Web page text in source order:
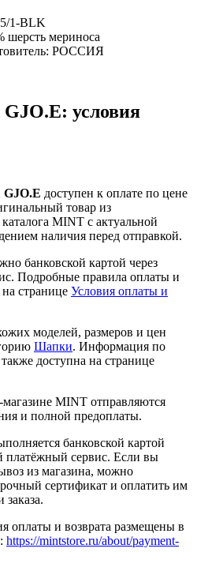
1-BLK
шерсть мериноса
РОССИЯ
условия
доступен к оплате по цене
товар из
MINT с актуальной
наличия перед отправкой.
банковской картой через
Подробные правила оплаты и
на странице Условия оплаты и
моделей, размеров и цен
Шапки. Информация по
доступна на странице
магазине MINT отправляются
и полной предоплаты.
банковской картой
платёжный сервис. Если вы
из магазина, можно
сертификат и оплатить им
заказа.
оплаты и возврата размещены в
https://mintstore.ru/about/payment-